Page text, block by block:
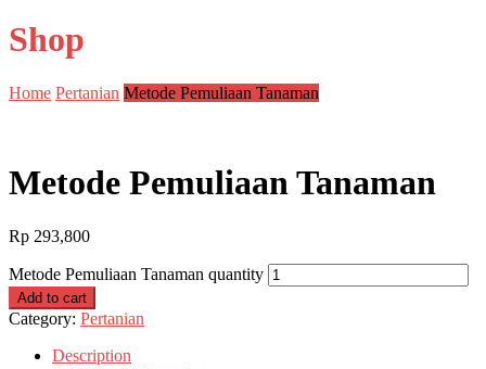
Shop
Home Pertanian Metode Pemuliaan Tanaman
Metode Pemuliaan Tanaman
Rp 293,800
Metode Pemuliaan Tanaman quantity
Add to cart
Category: Pertanian
Description